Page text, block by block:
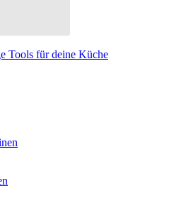
Tools für deine Küche